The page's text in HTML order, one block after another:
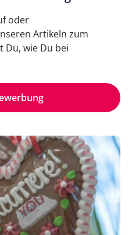
oder
Artikeln zum
Du, wie Du bei